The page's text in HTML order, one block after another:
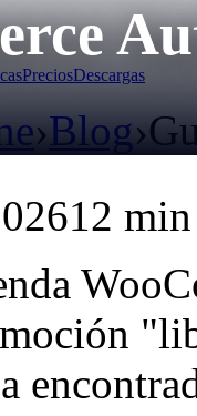
PreciosDescargas
›Blog›
12